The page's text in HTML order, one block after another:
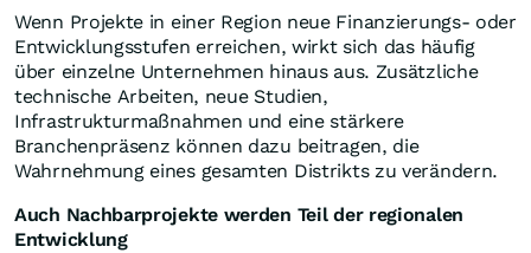
Wenn Projekte in einer Region neue Finanzierungs- oder
Entwicklungsstufen erreichen, wirkt sich das häufig
über einzelne Unternehmen hinaus aus. Zusätzliche
technische Arbeiten, neue Studien,
Infrastrukturmaßnahmen und eine stärkere
Branchenpräsenz können dazu beitragen, die
Wahrnehmung eines gesamten Distrikts zu verändern.
Auch Nachbarprojekte werden Teil der regionalen
Entwicklung